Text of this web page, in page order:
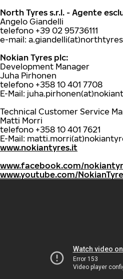
North Tyres s.r.l. - Agente
Angelo Giandelli
telefono +39 02 95736111
e-mail:
Nokian Tyres plc:
Development Manager
Juha Pirhonen
telefono +358 10 401 7708
E-Mail:
Technical Customer Service
Matti Morri
telefono +358 10 401 7621
E-Mail:
www.nokiantyres.it
www.facebook.com/
www.youtube.com/